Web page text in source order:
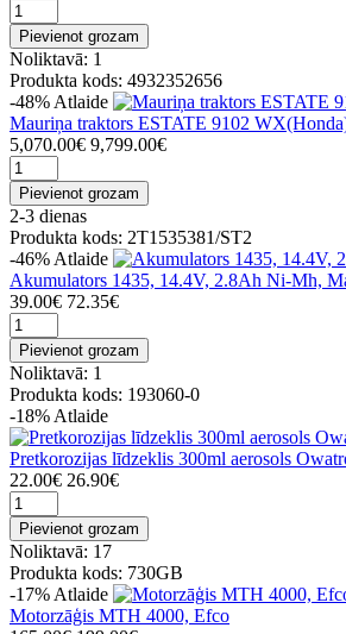
Pievienot grozam
Noliktavā: 1
Produkta kods: 4932352656
-48% Atlaide
Mauriņa traktors ESTATE 9102
5,070.00€ 9,799.00€
Pievienot grozam
2-3 dienas
Produkta kods: 2T1535381/ST2
-46% Atlaide
Akumulators 1435, 14.4V, 2.8Ah Ni-Mh,
39.00€ 72.35€
Pievienot grozam
Noliktavā: 1
Produkta kods: 193060-0
-18% Atlaide
Pretkorozijas līdzeklis 300ml aerosols
22.00€ 26.90€
Pievienot grozam
Noliktavā: 17
Produkta kods: 730GB
-17% Atlaide
Motorzāģis MTH 4000, Efco